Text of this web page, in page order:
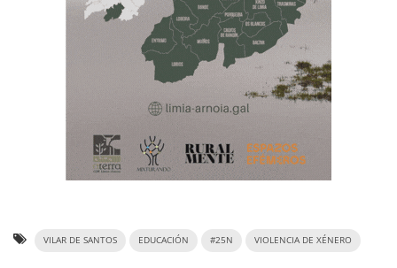
VILAR DE SANTOS EDUCACIÓN #25N VIOLENCIA DE XÉNERO